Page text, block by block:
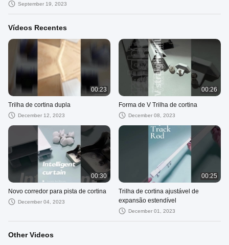
September 19, 2023
Vídeos Recentes
00:23
Trilha de cortina dupla
December 12, 2023
00:26
Forma de V Trilha de cortina
December 08, 2023
00:30
Novo corredor para pista de cortina
December 04, 2023
00:25
Trilha de cortina ajustável de
expansão estendível
December 01, 2023
Other Videos